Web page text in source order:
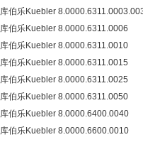
库伯乐Kuebler
库伯乐Kuebler 8.0000.6311.0006
库伯乐Kuebler 8.0000.6311.0010
库伯乐Kuebler 8.0000.6311.0015
库伯乐Kuebler 8.0000.6311.0025
库伯乐Kuebler 8.0000.6311.0050
库伯乐Kuebler 8.0000.6400.0040
库伯乐Kuebler 8.0000.6600.0010